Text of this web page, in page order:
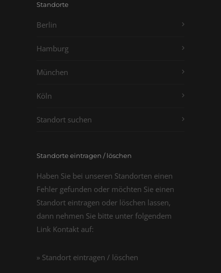
Standorte
Berlin
Hamburg
München
Köln
Standort suchen
Standorte eintragen / löschen
Haben Sie bei unseren Standorten einen
Fehler gefunden oder möchten Sie einen
Standort eintragen oder löschen lassen,
dann nehmen Sie bitte unter folgendem
Link Kontakt auf:
» Standort eintragen / löschen